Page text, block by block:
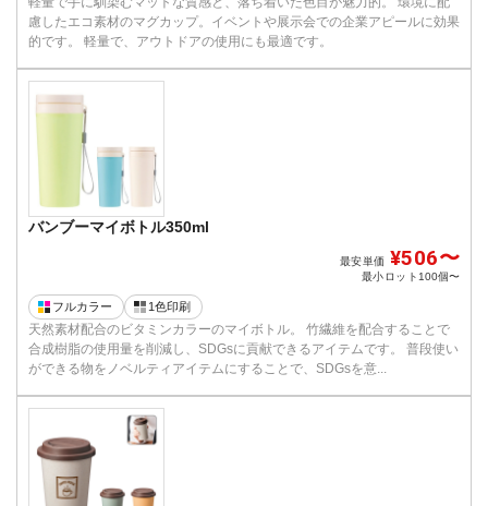
慮したエコ素材のマグカップ。イベントや展示会での企業アピールに効果
的です。 軽量で、アウトドアの使用にも最適です。
バンブーマイボトル350ml
最安単価 ¥506〜
最小ロット100個〜
フルカラー 1色印刷
天然素材配合のビタミンカラーのマイボトル。 竹繊維を配合することで
合成樹脂の使用量を削減し、SDGsに貢献できるアイテムです。 普段使い
ができる物をノベルティアイテムにすることで、SDGsを意...